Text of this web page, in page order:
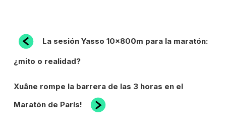
NAVEGACIÓN
DE
Entrada
anterior:
La sesión Yasso 10x800m para la maratón:
¿mito o realidad?
Siguiente
Xuâne rompe la barrera de las 3 horas en el
Maratón de París!